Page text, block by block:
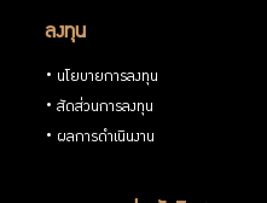
ลงทุน
นโยบายการลงทุน
สัดส่วนการลงทุน
ผลการดำเนินงาน